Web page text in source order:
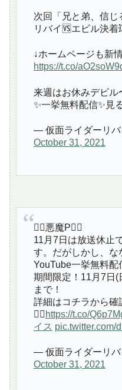
次回「兄と弟、信じ
リバイ🆚エビル決着
↓ホームページも新
https://t.co/
来週はお休みデビル
✨一挙無料配信✨見
— 仮面ライダーリ
October 31, 2021
🦹‍♂️悪魔P🦹‍♂️
11月7日は放送休止
す。だがしかし、
YouTube一挙無料配
期間限定！11月7日(
まで！
詳細はコチラから確
🙋‍♂️ https://t.co/
イス pic.twitter.com/
— 仮面ライダーリ
October 31, 2021